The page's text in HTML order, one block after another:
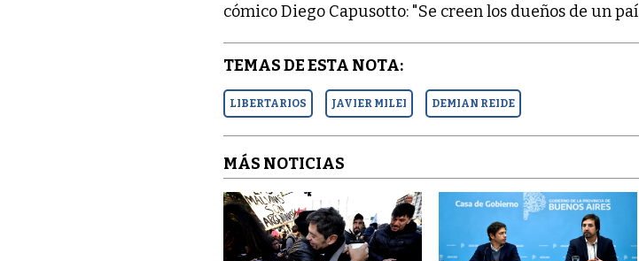
cómico Diego Capusotto: "Se creen los dueños de un
TEMAS DE ESTA NOTA:
LIBERTARIOS JAVIER MILEI DEMIAN REIDE
MÁS NOTICIAS